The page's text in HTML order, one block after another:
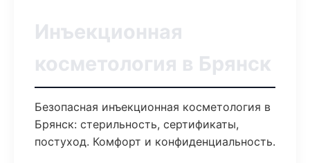
Инъекционная
косметология в Брянск
Безопасная инъекционная косметология в
Брянск: стерильность, сертификаты,
постуход. Комфорт и конфиденциальность.